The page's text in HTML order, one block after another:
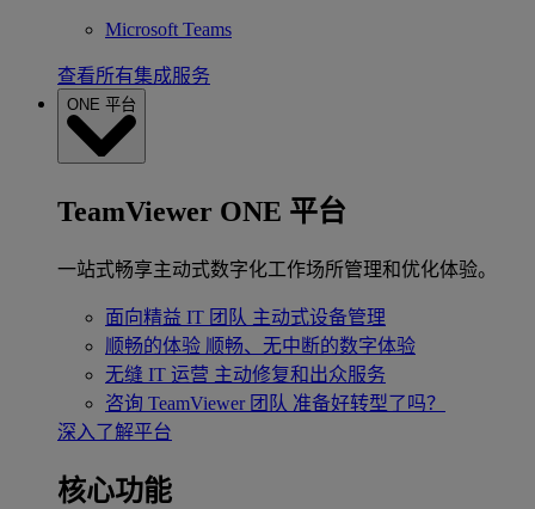
Microsoft Teams
查看所有集成服务
ONE 平台
TeamViewer ONE 平台
一站式畅享主动式数字化工作场所管理和优化体验。
面向精益 IT 团队 主动式设备管理
顺畅的体验 顺畅、无中断的数字体验
无缝 IT 运营 主动修复和出众服务
咨询 TeamViewer 团队 准备好转型了吗？
深入了解平台
核心功能